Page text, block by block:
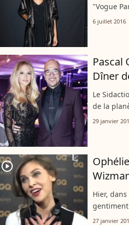
"Vogue
6 juillet 2016
Pascal
Dîner
Le
de la
29 janvier
player2
Hier,
27 janvier